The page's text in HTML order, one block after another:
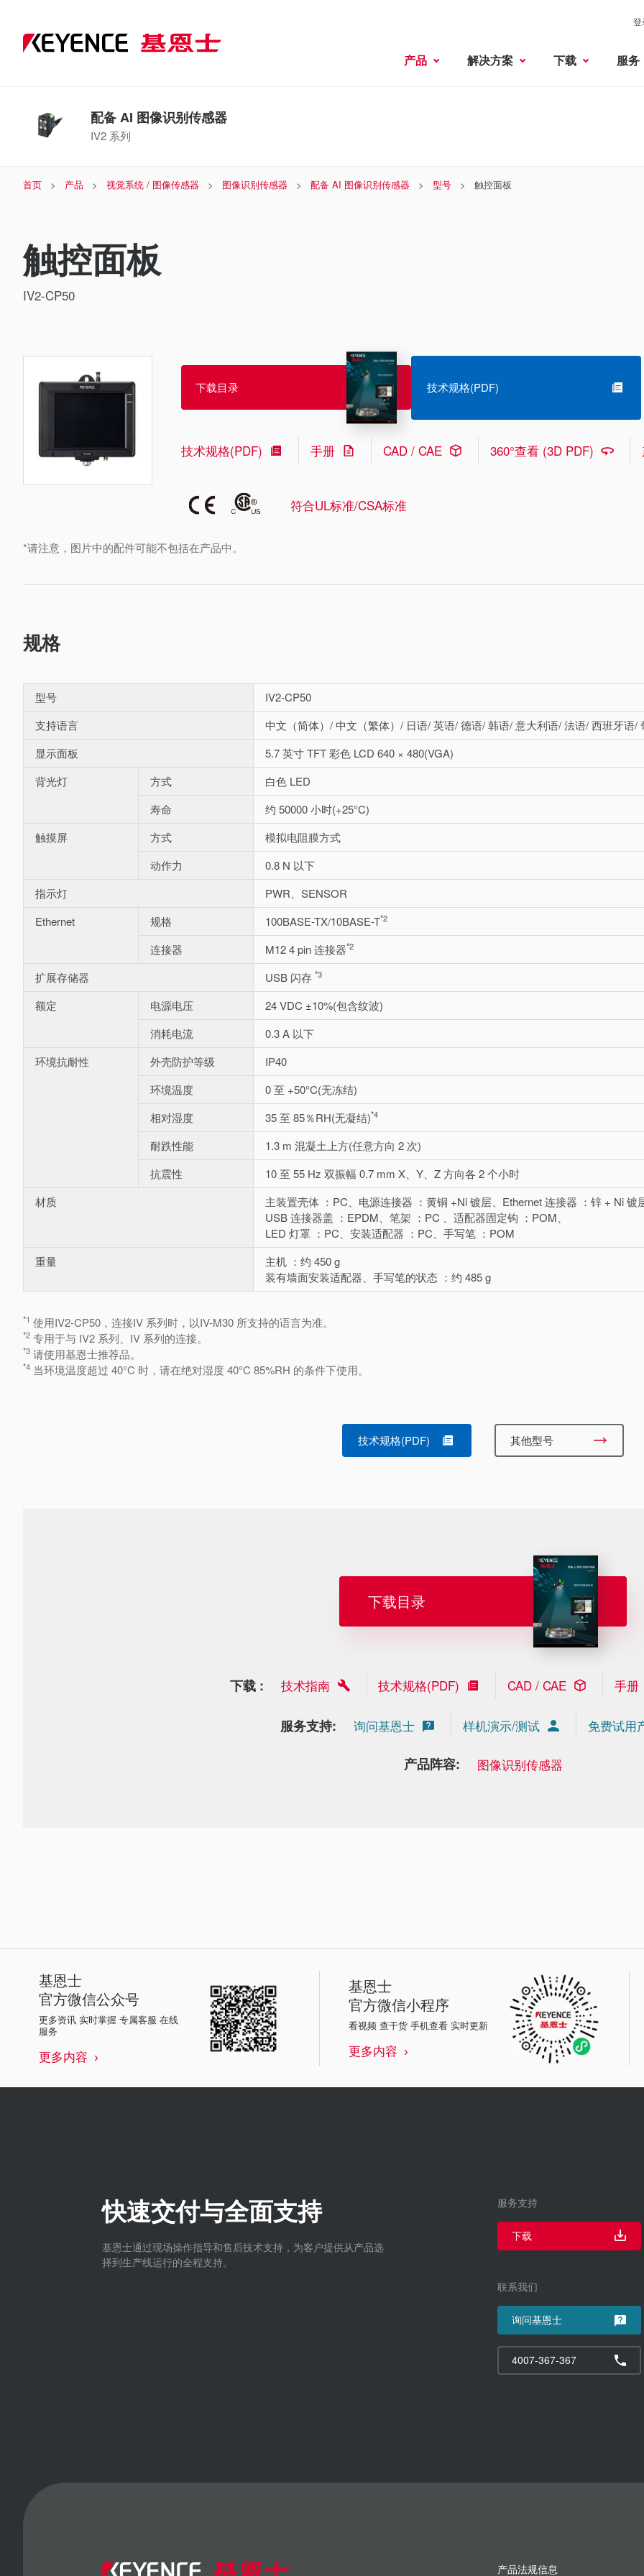
登
产品 解决方案 下载 服务
配备 AI 图像识别传感器
IV2 系列
首页 产品 视觉系统 / 图像传感器 图像识别传感器 配备 AI 图像识别传感器 型号 触控面板
触控面板
IV2-CP50
*请注意，图片中的配件可能不包括在产品中。
下载目录 技术规格(PDF)
技术规格(PDF) 手册 CAD / CAE 360°查看 (3D PDF)
符合UL标准/CSA标准
规格
型号
IV2-CP50
支持语言
中文（简体）/ 中文（繁体）/ 日语/ 英语/ 德语/ 韩语/ 意大利语/ 法语/ 西班牙语
显示面板
5.7 英寸 TFT 彩色 LCD 640 × 480(VGA)
背光灯
方式
白色 LED
寿命
约 50000 小时(+25°C)
触摸屏
方式
模拟电阻膜方式
动作力
0.8 N 以下
指示灯
PWR、SENSOR
Ethernet
规格 100BASE-TX/10BASE-T*2
连接器 M12 4 pin 连接器*2
扩展存储器 USB 闪存 *3
额定 电源电压
24 VDC ±10%(包含纹波)
消耗电流
0.3 A 以下
环境抗耐性
外壳防护等级
IP40
环境温度
0 至 +50°C(无冻结)
相对湿度
35 至 85％RH(无凝结)*4
耐跌性能
1.3 m 混凝土上方(任意方向 2 次)
抗震性
10 至 55 Hz 双振幅 0.7 mm X、Y、Z 方向各 2 个小时
材质
主装置壳体 ：PC、电源连接器 ：黄铜 +Ni 镀层、Ethernet 连接器 ：锌 + Ni 镀
USB 连接器盖 ：EPDM、笔架 ：PC 、适配器固定钩 ：POM、
LED 灯罩 ：PC、安装适配器 ：PC、手写笔 ：POM
重量
主机 ：约 450 g
装有墙面安装适配器、手写笔的状态 ：约 485 g
*1 使用IV2-CP50，连接IV 系列时，以IV-M30 所支持的语言为准。
*2 专用于与 IV2 系列、IV 系列的连接。
*3 请使用基恩士推荐品。
*4 当环境温度超过 40°C 时，请在绝对湿度 40°C 85%RH 的条件下使用。
技术规格(PDF) 其他型号
下载目录
下载 : 技术指南 技术规格(PDF) CAD / CAE 手册
服务支持: 询问基恩士 样机演示/测试 免费试用
产品阵容: 图像识别传感器
基恩士
官方微信公众号
更多资讯 实时掌握 专属客服 在线
服务
更多内容
基恩士
官方微信小程序
看视频 查干货 手机查看 实时更新
更多内容
快速交付与全面支持
基恩士通过现场操作指导和售后技术支持，为客户提供从产品选
择到生产线运行的全程支持。
服务支持
下载
联系我们
询问基恩士
4007-367-367
产品法规信息